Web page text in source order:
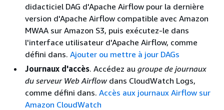
didacticiel DAG d'Apache Airflow pour la dernière
version d'Apache Airflow compatible avec Amazon
MWAA sur Amazon S3, puis exécutez-le dans
l'interface utilisateur d'Apache Airflow, comme
défini dans. Ajouter ou mettre à jour DAGs
Journaux d'accès. Accédez au groupe de journaux
du serveur Web Airflow dans CloudWatch Logs,
comme défini dans. Accès aux journaux Airflow sur
Amazon CloudWatch